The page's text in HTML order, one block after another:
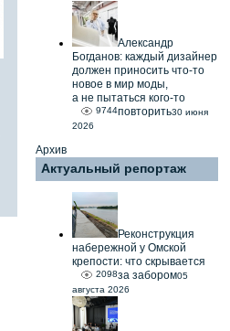
Александр
Богданов: каждый дизайнер
должен приносить что-то
новое в мир моды,
а не пытаться кого-то
повторить
9744
30 июня
2026
Архив
Актуальный репортаж
Реконструкция
набережной у Омской
крепости: что скрывается
за забором
2098
05
августа 2026